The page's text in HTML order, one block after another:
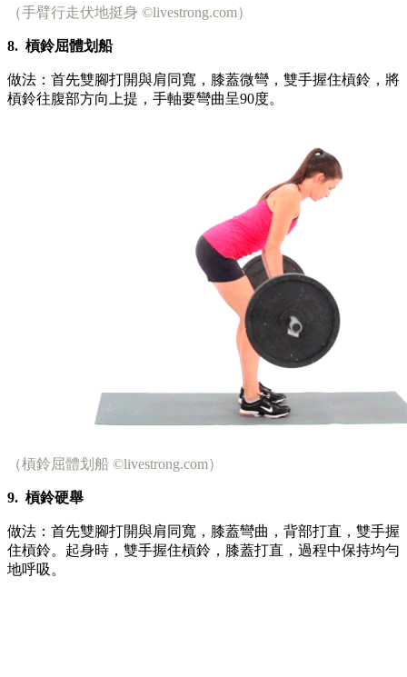
（手臂行走伏地挺身 ©livestrong.com）
8. 槓鈴屈體划船
做法：首先雙腳打開與肩同寬，膝蓋微彎，雙手握住槓鈴，將
槓鈴往腹部方向上提，手軸要彎曲呈90度。
（槓鈴屈體划船 ©livestrong.com）
9. 槓鈴硬舉
做法：首先雙腳打開與肩同寬，膝蓋彎曲，背部打直，雙手握
住槓鈴。起身時，雙手握住槓鈴，膝蓋打直，過程中保持均勻
地呼吸。